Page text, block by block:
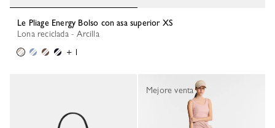
Le Pliage Energy Bolso con asa superior XS
Lona reciclada - Arcilla
+ 1
Mejore venta